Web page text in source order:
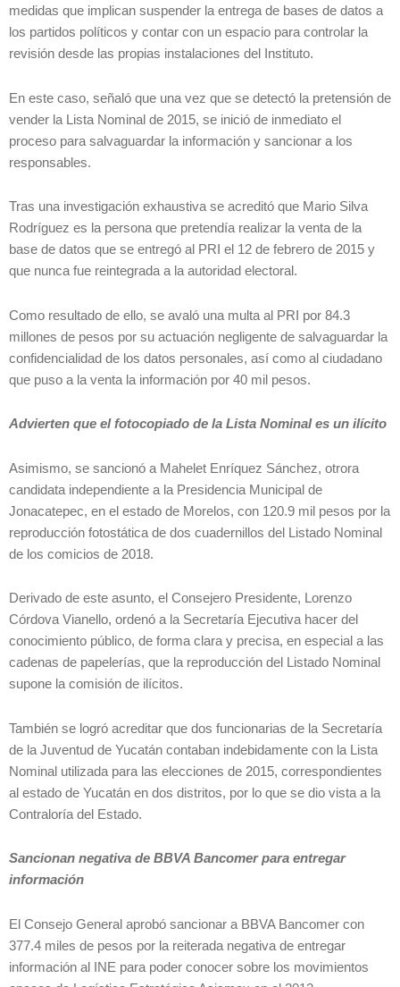
medidas que implican suspender la entrega de bases de datos a
los partidos políticos y contar con un espacio para controlar la
revisión desde las propias instalaciones del Instituto.
En este caso, señaló que una vez que se detectó la pretensión de
vender la Lista Nominal de 2015, se inició de inmediato el
proceso para salvaguardar la información y sancionar a los
responsables.
Tras una investigación exhaustiva se acreditó que Mario Silva
Rodríguez es la persona que pretendía realizar la venta de la
base de datos que se entregó al PRI el 12 de febrero de 2015 y
que nunca fue reintegrada a la autoridad electoral.
Como resultado de ello, se avaló una multa al PRI por 84.3
millones de pesos por su actuación negligente de salvaguardar la
confidencialidad de los datos personales, así como al ciudadano
que puso a la venta la información por 40 mil pesos.
Advierten que el fotocopiado de la Lista Nominal es un ilícito
Asimismo, se sancionó a Mahelet Enríquez Sánchez, otrora
candidata independiente a la Presidencia Municipal de
Jonacatepec, en el estado de Morelos, con 120.9 mil pesos por la
reproducción fotostática de dos cuadernillos del Listado Nominal
de los comicios de 2018.
Derivado de este asunto, el Consejero Presidente, Lorenzo
Córdova Vianello, ordenó a la Secretaría Ejecutiva hacer del
conocimiento público, de forma clara y precisa, en especial a las
cadenas de papelerías, que la reproducción del Listado Nominal
supone la comisión de ilícitos.
También se logró acreditar que dos funcionarias de la Secretaría
de la Juventud de Yucatán contaban indebidamente con la Lista
Nominal utilizada para las elecciones de 2015, correspondientes
al estado de Yucatán en dos distritos, por lo que se dio vista a la
Contraloría del Estado.
Sancionan negativa de BBVA Bancomer para entregar
información
El Consejo General aprobó sancionar a BBVA Bancomer con
377.4 miles de pesos por la reiterada negativa de entregar
información al INE para poder conocer sobre los movimientos